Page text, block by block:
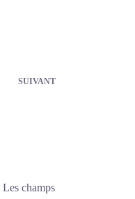
SUIVANT
Les champs